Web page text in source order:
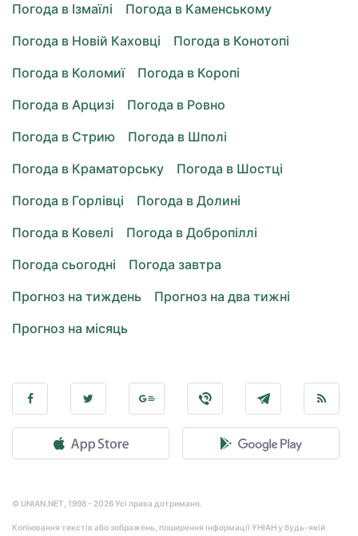
Погода в Ізмаїлі
Погода в Каменському
Погода в Новій Каховці
Погода в Конотопі
Погода в Коломиї
Погода в Коропі
Погода в Арцизі
Погода в Ровно
Погода в Стрию
Погода в Шполі
Погода в Краматорську
Погода в Шостці
Погода в Горлівці
Погода в Долині
Погода в Ковелі
Погода в Добропіллі
Погода сьогодні
Погода завтра
Прогноз на тиждень
Прогноз на два тижні
Прогноз на місяць
© UNIAN.NET, 1998 - 2026 Усі права дотримано.
Копіювання текстів або зображень, поширення інформації УНІАН у будь-якій